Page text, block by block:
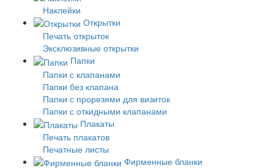
Наклейки
Открытки
Печать открыток
Эксклюзивные открытки
Папки
Папки с клапанами
Папки без клапана
Папки с прорезями для визиток
Папки с откидными клапанами
Плакаты
Печать плакатов
Печатные листы
Фирменные бланки